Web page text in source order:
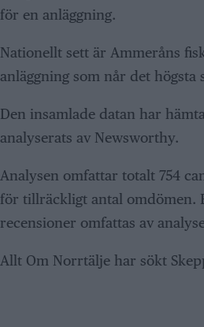
för en anläggning.
Nationellt sett är Ammeråns
anläggning som når det högsta
Den insamlade datan har
analyserats av Newsworthy.
Analysen omfattar totalt 754
för tillräckligt antal omdömen.
recensioner omfattas av
Allt Om Norrtälje har sökt